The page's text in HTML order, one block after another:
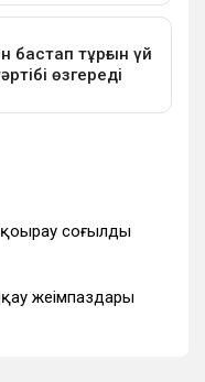
қоңырау соғылды
жеңімпаздары